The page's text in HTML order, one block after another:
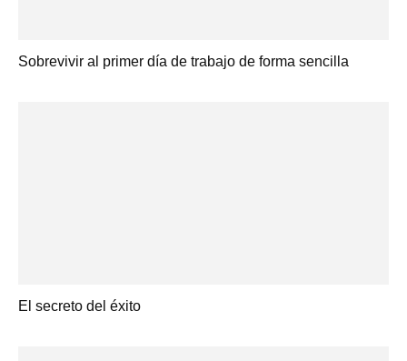
Sobrevivir al primer día de trabajo de forma sencilla
El secreto del éxito